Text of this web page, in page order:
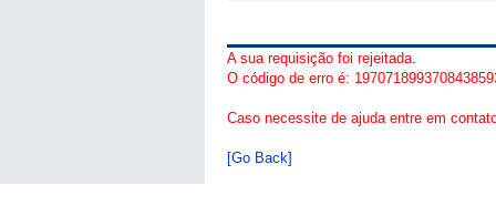
A sua requisição foi rejeitada.
O código de erro é:
Caso necessite de ajuda entre em
[Go Back]